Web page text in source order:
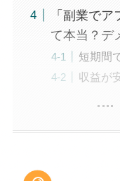
「副業で
て本当？デ
短期間
収益が